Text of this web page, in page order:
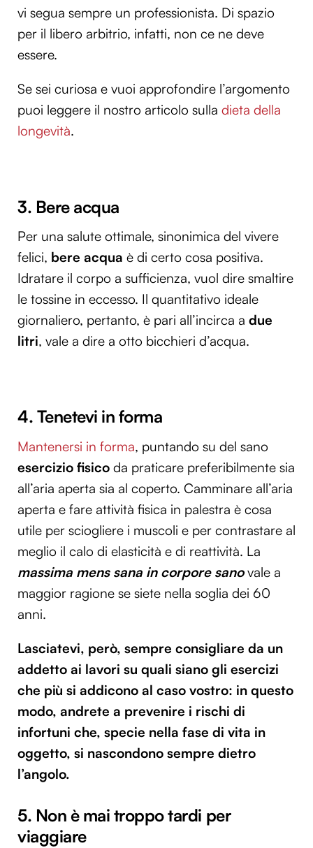
vi segua sempre un professionista. Di spazio
per il libero arbitrio, infatti, non ce ne deve
essere.
Se sei curiosa e vuoi approfondire l’argomento
puoi leggere il nostro articolo sulla dieta della
longevità.
3. Bere acqua
Per una salute ottimale, sinonimica del vivere
felici, bere acqua è di certo cosa positiva.
Idratare il corpo a sufficienza, vuol dire smaltire
le tossine in eccesso. Il quantitativo ideale
giornaliero, pertanto, è pari all’incirca a due
litri, vale a dire a otto bicchieri d’acqua.
4. Tenetevi in forma
Mantenersi in forma, puntando su del sano
esercizio fisico da praticare preferibilmente sia
all’aria aperta sia al coperto. Camminare all’aria
aperta e fare attività fisica in palestra è cosa
utile per sciogliere i muscoli e per contrastare al
meglio il calo di elasticità e di reattività. La
massima mens sana in corpore sano vale a
maggior ragione se siete nella soglia dei 60
anni.
Lasciatevi, però, sempre consigliare da un
addetto ai lavori su quali siano gli esercizi
che più si addicono al caso vostro: in questo
modo, andrete a prevenire i rischi di
infortuni che, specie nella fase di vita in
oggetto, si nascondono sempre dietro
l’angolo.
5. Non è mai troppo tardi per
viaggiare